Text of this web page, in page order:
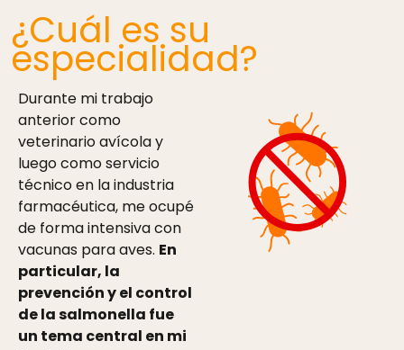
¿Cuál es su
especialidad?
Durante mi trabajo
anterior como
veterinario avícola y
luego como servicio
técnico en la industria
farmacéutica, me ocupé
de forma intensiva con
vacunas para aves. En
particular, la
prevención y el control
de la salmonella fue
un tema central en mi